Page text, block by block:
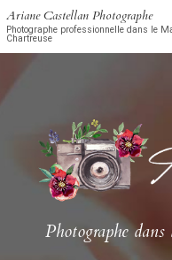
au
contenu
Ariane Castellan Photographe
Photographe professionnelle dans le Massif de la
Chartreuse
Photographe